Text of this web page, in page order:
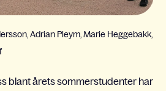
Adrian Pleym, Marie Heggebakk,
blant årets sommerstudenter har